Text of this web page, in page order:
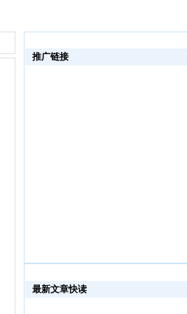
推广链接
最新文章快读